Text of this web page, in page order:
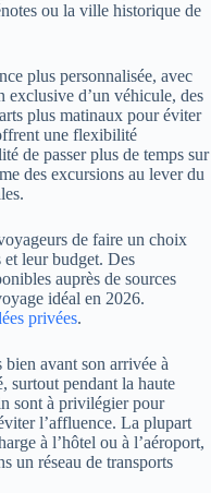
ou la ville historique de
plus personnalisée, avec
exclusive d’un véhicule, des
plus matinaux pour éviter
une flexibilité
de passer plus de temps sur
des excursions au lever du
de faire un choix
et leur budget. Des
auprès de sources
idéal en 2026.
privées.
bien avant son arrivée à
surtout pendant la haute
sont à privilégier pour
l’affluence. La plupart
à l’hôtel ou à l’aéroport,
un réseau de transports